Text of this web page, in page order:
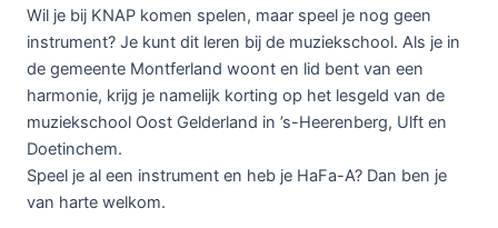
Wil je bij KNAP komen spelen, maar speel je nog geen
instrument? Je kunt dit leren bij de muziekschool. Als je in
de gemeente Montferland woont en lid bent van een
harmonie, krijg je namelijk korting op het lesgeld van de
muziekschool Oost Gelderland in ’s-Heerenberg, Ulft en
Doetinchem.
Speel je al een instrument en heb je HaFa-A? Dan ben je
van harte welkom.